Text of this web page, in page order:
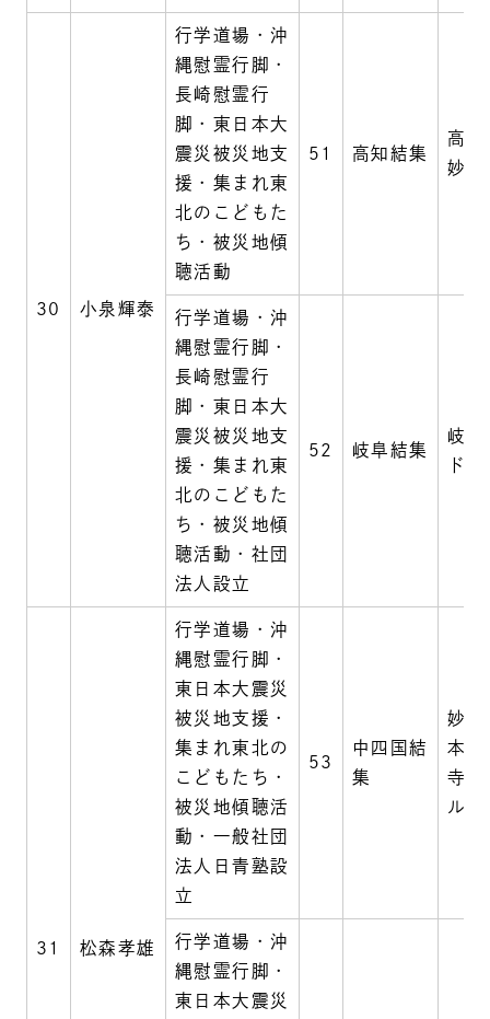
30 小泉輝泰
行学道場・沖
縄慰霊行脚・
長崎慰霊行
脚・東日本大
震災被災地支
援・集まれ東
北のこどもた
ち・被災地傾
聴活動
51 高知結集
高知
妙國
行学道場・沖
縄慰霊行脚・
長崎慰霊行
脚・東日本大
震災被災地支
援・集まれ東
北のこどもた
ち・被災地傾
聴活動・社団
法人設立
52 岐阜結集
岐阜
ド
31 松森孝雄
行学道場・沖
縄慰霊行脚・
東日本大震災
被災地支援・
集まれ東北の
こどもたち・
被災地傾聴活
動・一般社団
法人日青塾設
立
53
中四国結
集
妙林
本寺
寺・
ル
行学道場・沖
縄慰霊行脚・
東日本大震災